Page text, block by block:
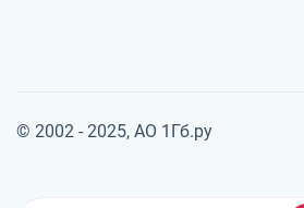
© 2002 - 2025, АО 1Гб.ру